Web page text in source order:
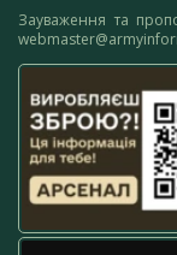
Зауваження та